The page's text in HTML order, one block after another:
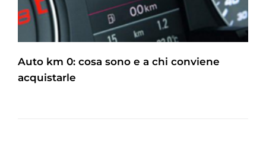
Auto km 0: cosa sono e a chi conviene
acquistarle